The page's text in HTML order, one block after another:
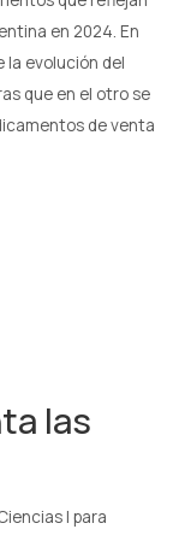
en 2024. En
la evolución del
que en el otro se
de venta
las
I para